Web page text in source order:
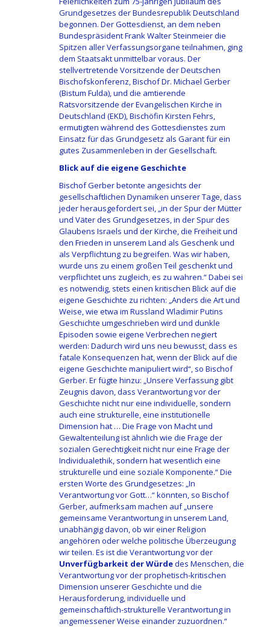
Grundgesetzes der Bundesrepublik Deutschland
begonnen. Der Gottesdienst, an dem neben
Bundespräsident Frank Walter Steinmeier die
Spitzen aller Verfassungsorgane teilnahmen, ging
dem Staatsakt unmittelbar voraus. Der
stellvertretende Vorsitzende der Deutschen
Bischofskonferenz, Bischof Dr. Michael Gerber
(Bistum Fulda), und die amtierende
Ratsvorsitzende der Evangelischen Kirche in
Deutschland (EKD), Bischöfin Kirsten Fehrs,
ermutigten während des Gottesdienstes zum
Einsatz für das Grundgesetz als Garant für ein
gutes Zusammenleben in der Gesellschaft.
Blick auf die eigene Geschichte
Bischof Gerber betonte angesichts der
gesellschaftlichen Dynamiken unserer Tage, dass
jeder herausgefordert sei, „in der Spur der Mütter
und Väter des Grundgesetzes, in der Spur des
Glaubens Israels und der Kirche, die Freiheit und
den Frieden in unserem Land als Geschenk und
als Verpflichtung zu begreifen. Was wir haben,
wurde uns zu einem großen Teil geschenkt und
verpflichtet uns zugleich, es zu wahren.“ Dabei sei
es notwendig, stets einen kritischen Blick auf die
eigene Geschichte zu richten: „Anders die Art und
Weise, wie etwa im Russland Wladimir Putins
Geschichte umgeschrieben wird und dunkle
Episoden sowie eigene Verbrechen negiert
werden: Dadurch wird uns neu bewusst, dass es
fatale Konsequenzen hat, wenn der Blick auf die
eigene Geschichte manipuliert wird“, so Bischof
Gerber. Er fügte hinzu: „Unsere Verfassung gibt
Zeugnis davon, dass Verantwortung vor der
Geschichte nicht nur eine individuelle, sondern
auch eine strukturelle, eine institutionelle
Dimension hat … Die Frage von Macht und
Gewaltenteilung ist ähnlich wie die Frage der
sozialen Gerechtigkeit nicht nur eine Frage der
Individualethik, sondern hat wesentlich eine
strukturelle und eine soziale Komponente.“ Die
ersten Worte des Grundgesetzes: „In
Verantwortung vor Gott…“ könnten, so Bischof
Gerber, aufmerksam machen auf „unsere
gemeinsame Verantwortung in unserem Land,
unabhängig davon, ob wir einer Religion
angehören oder welche politische Überzeugung
wir teilen. Es ist die Verantwortung vor der
Unverfügbarkeit der Würdedes Menschen, die
Verantwortung vor der prophetisch-kritischen
Dimension unserer Geschichte und die
Herausforderung, individuelle und
gemeinschaftlich-strukturelle Verantwortung in
angemessener Weise einander zuzuordnen.“